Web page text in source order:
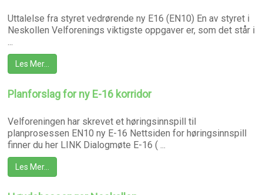
Uttalelse fra styret vedrørende ny E16 (EN10) En av styret i
Neskollen Velforenings viktigste oppgaver er, som det står i
...
Les Mer…
Planforslag for ny E-16 korridor
Velforeningen har skrevet et høringsinnspill til
planprosessen EN10 ny E-16 Nettsiden for høringsinnspill
finner du her LINK Dialogmøte E-16 ( ...
Les Mer…